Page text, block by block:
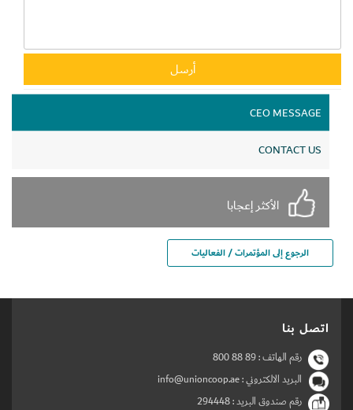
CEO MESSAGE
CONTACT US
الأكثر إعجابا
الرجوع إلى المؤتمرات / الفعاليات
اتصل بنا
رقم الهاتف :800 88 89
البريد الالكتروني : info@unioncoop.ae
رقم صندوق البريد :294448